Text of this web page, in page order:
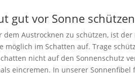
gut vor Sonne schützen
dem Austrocknen zu schützen, ist
möglich im Schatten auf. Trage
nicht auf den Sonnenschutz
eincremen. In unserer